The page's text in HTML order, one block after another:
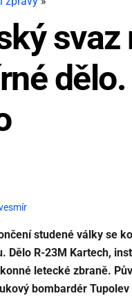
studené války se
Dělo R-23M Kartech,
letecké zbraně.
bombardér